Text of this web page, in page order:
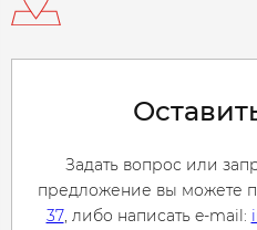
Задать вопрос или
предложение вы можете
37, либо написать e-mail: